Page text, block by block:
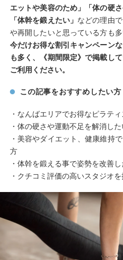
エットや美容のため」「体の硬
「体幹を鍛えたい」 などの理由
や再開したいと思っている方も
今だけお得な割引キャンペーン
も多く、《期間限定》で掲載し
ご利用ください。
この記事をおすすめしたい方
・なんばエリアでお得なピラテ
・体の硬さや運動不足を解消し
・美容やダイエット、健康維持
方
・体幹を鍛える事で姿勢を改善
・クチコミ評価の高いスタジオ